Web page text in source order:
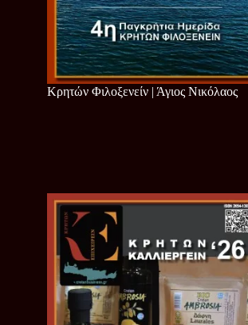
Κρητών Φιλοξενείν | Άγιος Νικόλαος